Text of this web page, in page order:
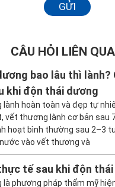
GỬI
CÂU HỎI LIÊN
bao lâu thì lành?
khi độn thái dương
hoàn toàn và đẹp tự
vết thương lành cơ bản sau
hoạt bình thường sau 2–3
vào vết thương và
tế sau khi độn
là phương pháp thẩm mỹ